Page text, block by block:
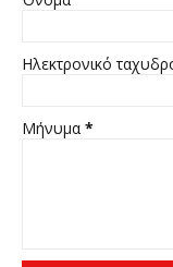
Ηλεκτρονικό
Μήνυμα *